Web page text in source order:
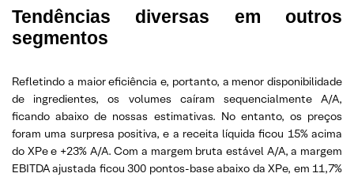
Tendências diversas em outros
segmentos
Refletindo a maior eficiência e, portanto, a menor disponibilidade
de ingredientes, os volumes caíram sequencialmente A/A,
ficando abaixo de nossas estimativas. No entanto, os preços
foram uma surpresa positiva, e a receita líquida ficou 15% acima
do XPe e +23% A/A. Com a margem bruta estável A/A, a margem
EBITDA ajustada ficou 300 pontos-base abaixo da XPe, em 11,7%